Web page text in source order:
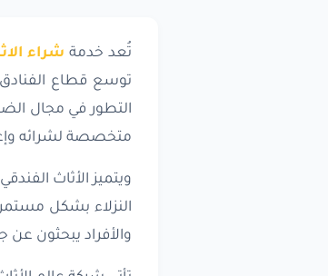
تُعد خدمة شراء
توسع قطاع الفنادق
التطور في مجال
متخصصة لشرائه
ويتميز الأثاث
النزلاء بشكل
والأفراد يبحثون